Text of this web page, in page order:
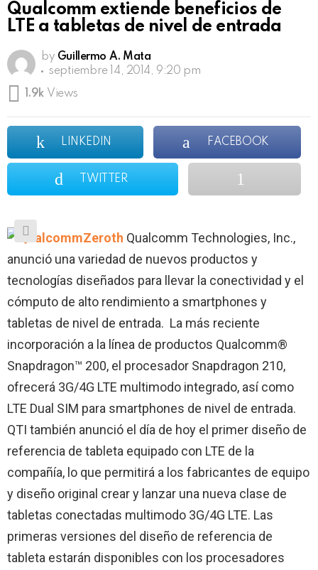
Qualcomm extiende beneficios de
LTE a tabletas de nivel de entrada
by Guillermo A. Mata
septiembre 14, 2014, 9:20 pm
1.9k Views
LINKEDIN FACEBOOK
TWITTER
Qualcomm Technologies, Inc.,
anunció una variedad de nuevos productos y
tecnologías diseñados para llevar la conectividad y el
cómputo de alto rendimiento a smartphones y
tabletas de nivel de entrada. La más reciente
incorporación a la línea de productos Qualcomm®
Snapdragon™ 200, el procesador Snapdragon 210,
ofrecerá 3G/4G LTE multimodo integrado, así como
LTE Dual SIM para smartphones de nivel de entrada.
QTI también anunció el día de hoy el primer diseño de
referencia de tableta equipado con LTE de la
compañía, lo que permitirá a los fabricantes de equipo
y diseño original crear y lanzar una nueva clase de
tabletas conectadas multimodo 3G/4G LTE. Las
primeras versiones del diseño de referencia de
tableta estarán disponibles con los procesadores